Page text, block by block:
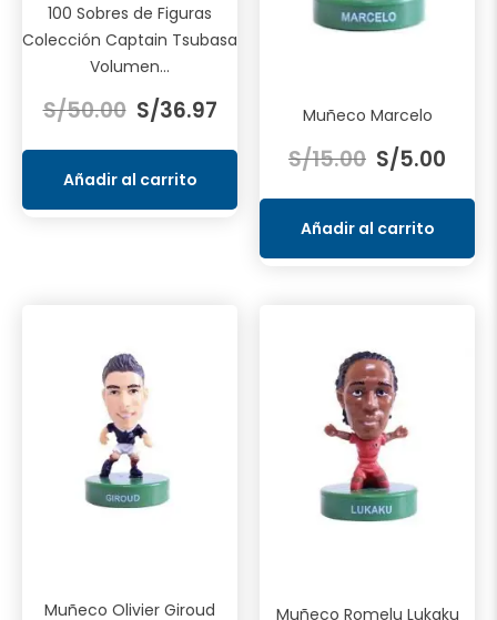
100 Sobres de Figuras
Colección Captain Tsubasa
Volumen...
S/50.00 precio
original
era:
S/50.00.
S/36.97
actual
S/36.97.
Añadir al carrito
Muñeco Marcelo
S/15.00 precio
original
era:
S/15.00.
S/5.00
S/
Añadir al carrito
Muñeco Olivier Giroud Muñeco Romelu Lukaku